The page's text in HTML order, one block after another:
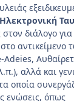
Ηλεκτρονική
διάλογο
αντικείμενο
Adeies,
αλλά και
οποία
ενώσεις, όπως